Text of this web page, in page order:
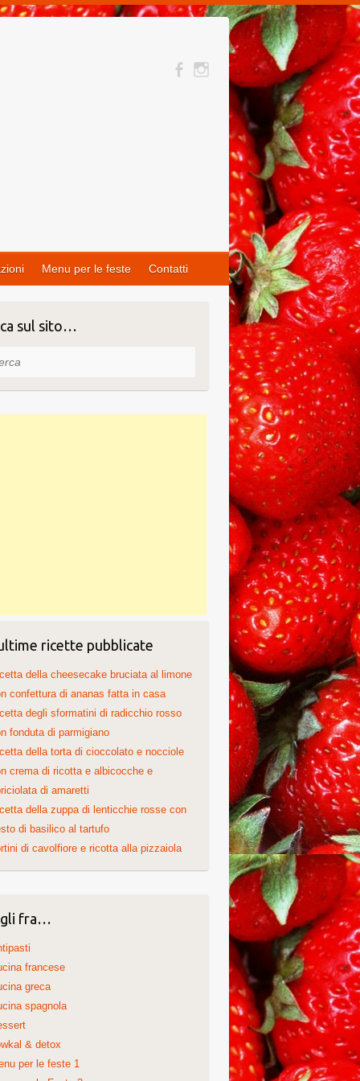
Menu per le feste Contatti
sul sito…
ricette pubblicate
della cheesecake bruciata al limone
confettura di ananas fatta in casa
degli sformatini di radicchio rosso
fonduta di parmigiano
della torta di cioccolato e nocciole
crema di ricotta e albicocche e
di amaretti
della zuppa di lenticchie rosse con
di basilico al tartufo
di cavolfiore e ricotta alla pizzaiola
fra…
francese
greca
spagnola
& detox
per le feste 1